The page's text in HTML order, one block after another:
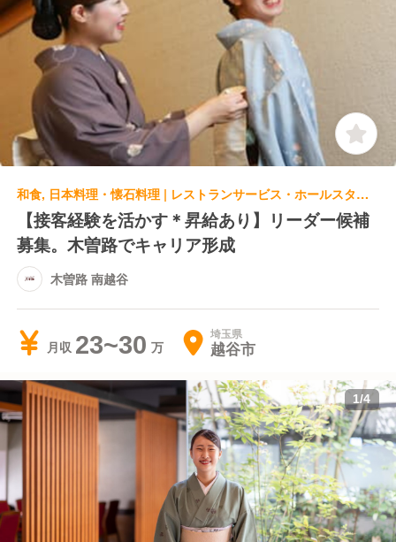
和食, 日本料理・懐石料理 | レストランサービス・ホールスタッフ | 木曽路 南越谷
【接客経験を活かす＊昇給あり】リーダー候補
募集。木曽路でキャリア形成
木曽路 南越谷
月収 23~30 埼玉県
越谷市
1/4